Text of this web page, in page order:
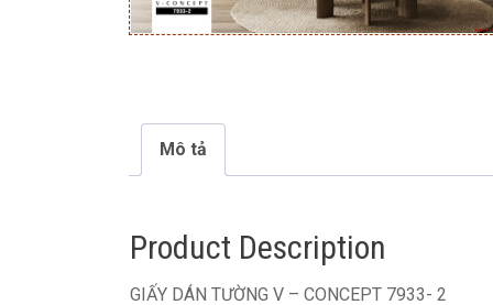
Mô tả
Product Description
GIẤY DÁN TƯỜNG V – CONCEPT 7933- 2